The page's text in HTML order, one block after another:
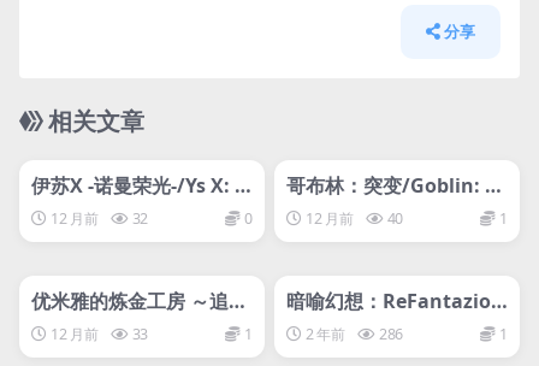
分享
相关文章
网盘下载游戏
伊苏X -诺曼荣光-/Ys X: P
roud Nordics
12 月前 32 0
网盘下载游戏
哥布林：突变/Goblin: M
utation
12 月前 40 1
网盘下载游戏
优米雅的炼金工房 ～追忆
之炼金术士与幻创之地～/
Atelier Yumia: The Alc
12 月前 33 1
网盘下载游戏
暗喻幻想：ReFantazio/
Metaphor: ReFantazio
网盘下载
2 年前 286 1